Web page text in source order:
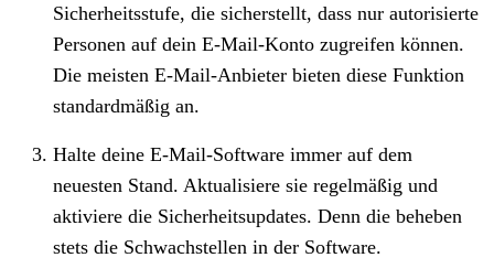
Sicherheitsstufe, die sicherstellt, dass nur autorisierte
Personen auf dein E-Mail-Konto zugreifen können.
Die meisten E-Mail-Anbieter bieten diese Funktion
standardmäßig an.
Halte deine E-Mail-Software immer auf dem
neuesten Stand. Aktualisiere sie regelmäßig und
aktiviere die Sicherheitsupdates. Denn die beheben
stets die Schwachstellen in der Software.